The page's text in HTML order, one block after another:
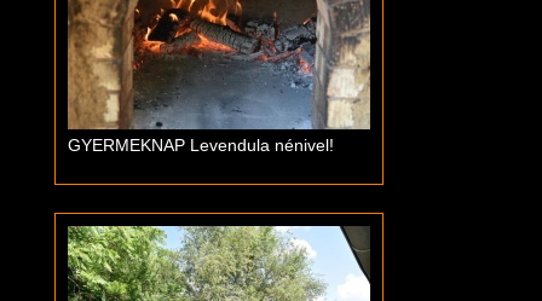
GYERMEKNAP Levendula nénivel!